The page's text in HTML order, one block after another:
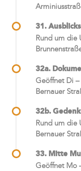
31.
Rund um die
32a.
Geöffnet Di –
Bernauer
32b.
Rund um die
Bernauer
33. Mitte
Geöffnet Mo